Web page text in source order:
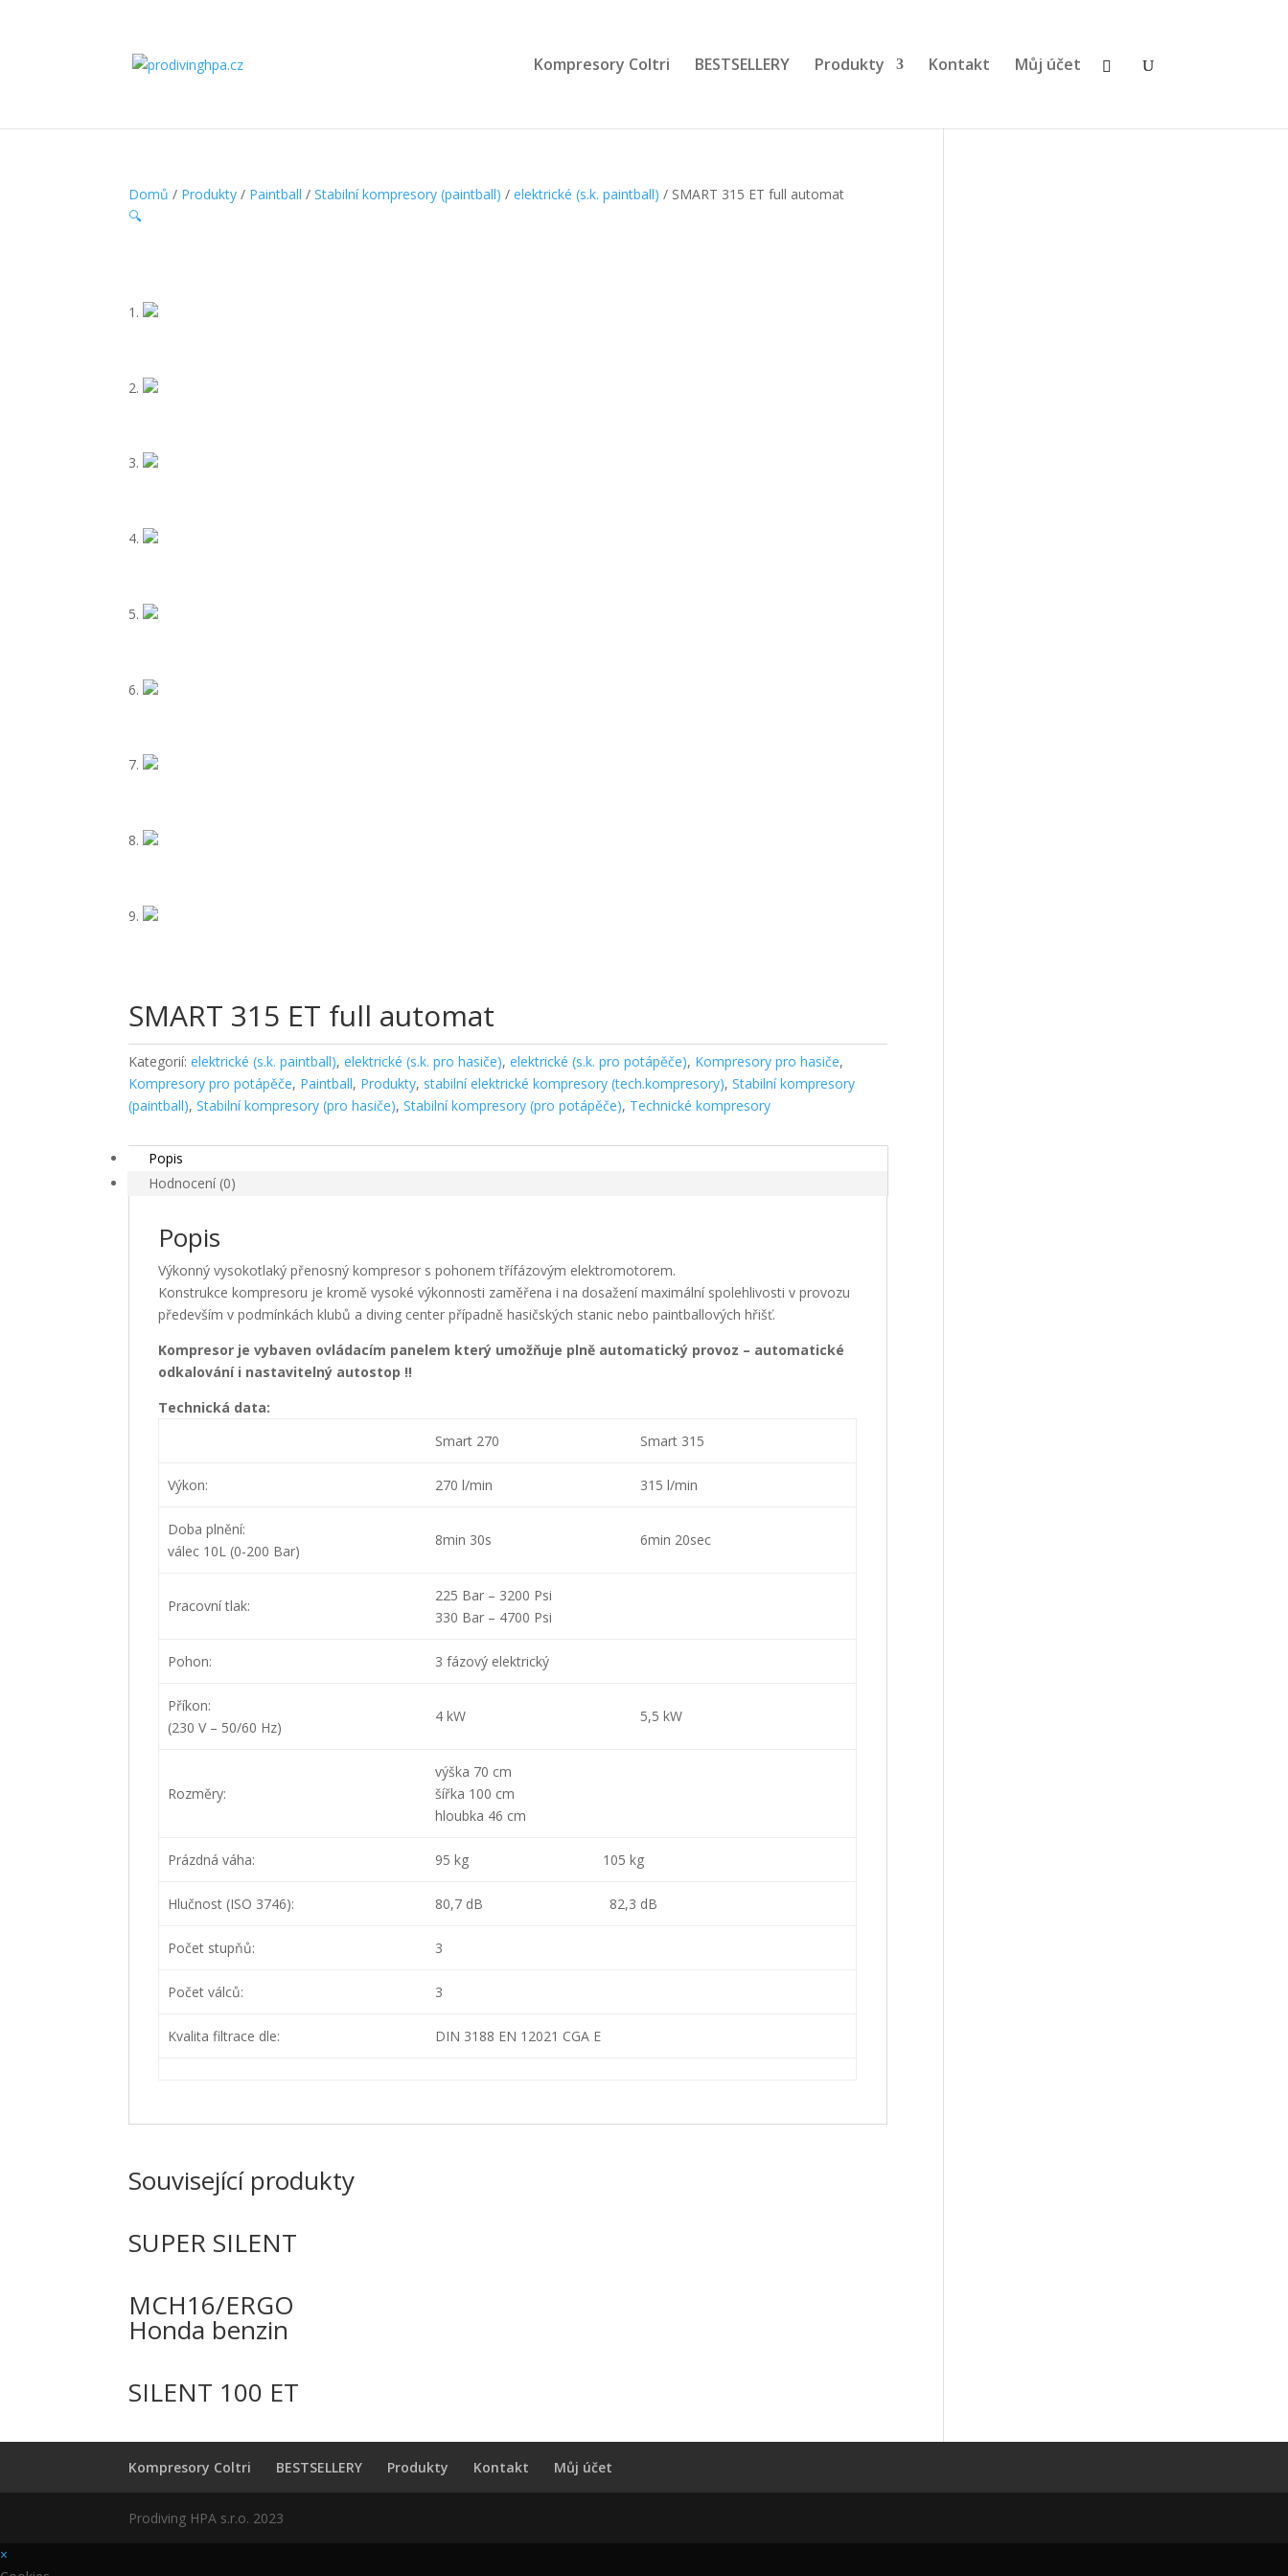
Kompresory Coltri BESTSELLERY Produkty Kontakt Můj účet
Domů / Produkty / Paintball /Stabilní kompresory (paintball) /elektrické (s.k. paintball) / SMART 315 ET full automat
🔍
SMART 315 ET full automat
Kategorií:elektrické (s.k. paintball),elektrické (s.k. pro hasiče),elektrické (s.k. pro potápěče), Kompresory pro hasiče,
Kompresory pro potápěče, Paintball, Produkty, stabilní elektrické kompresory (tech.kompresory),Stabilní kompresory
(paintball),Stabilní kompresory (pro hasiče),Stabilní kompresory (pro potápěče), Technické kompresory
Popis
Hodnocení (0)
Popis
Výkonný vysokotlaký přenosný kompresor s pohonem třífázovým elektromotorem.
Konstrukce kompresoru je kromě vysoké výkonnosti zaměřena i na dosažení maximální spolehlivosti v provozu
především v podmínkách klubů a diving center případně hasičských stanic nebo paintballových hřišť.
Kompresor je vybaven ovládacím panelem který umožňuje plně automatický provoz – automatické
odkalování i nastavitelný autostop !!
Technická data:
Smart 270
Smart 315
Výkon: 270 l/min 315 l/min
Doba plnění:
válec 10L (0-200 Bar)
8min 30s 6min 20sec
Pracovní tlak:
225 Bar – 3200 Psi
330 Bar – 4700 Psi
Pohon: 3 fázový elektrický
Příkon:
(230 V – 50/60 Hz)
4 kW 5,5 kW
Rozměry:
výška 70 cm
šířka 100 cm
hloubka 46 cm
Prázdná váha: 95 kg 105 kg
Hlučnost (ISO 3746): 80,7 dB 82,3 dB
Počet stupňů: 3
Počet válců: 3
Kvalita filtrace dle: DIN 3188 EN 12021 CGA E
Související produkty
SUPER SILENT
MCH16/ERGO
Honda benzin
SILENT 100 ET
Kompresory Coltri BESTSELLERY Produkty Kontakt Můj účet
Prodiving HPA s.r.o. 2023
×